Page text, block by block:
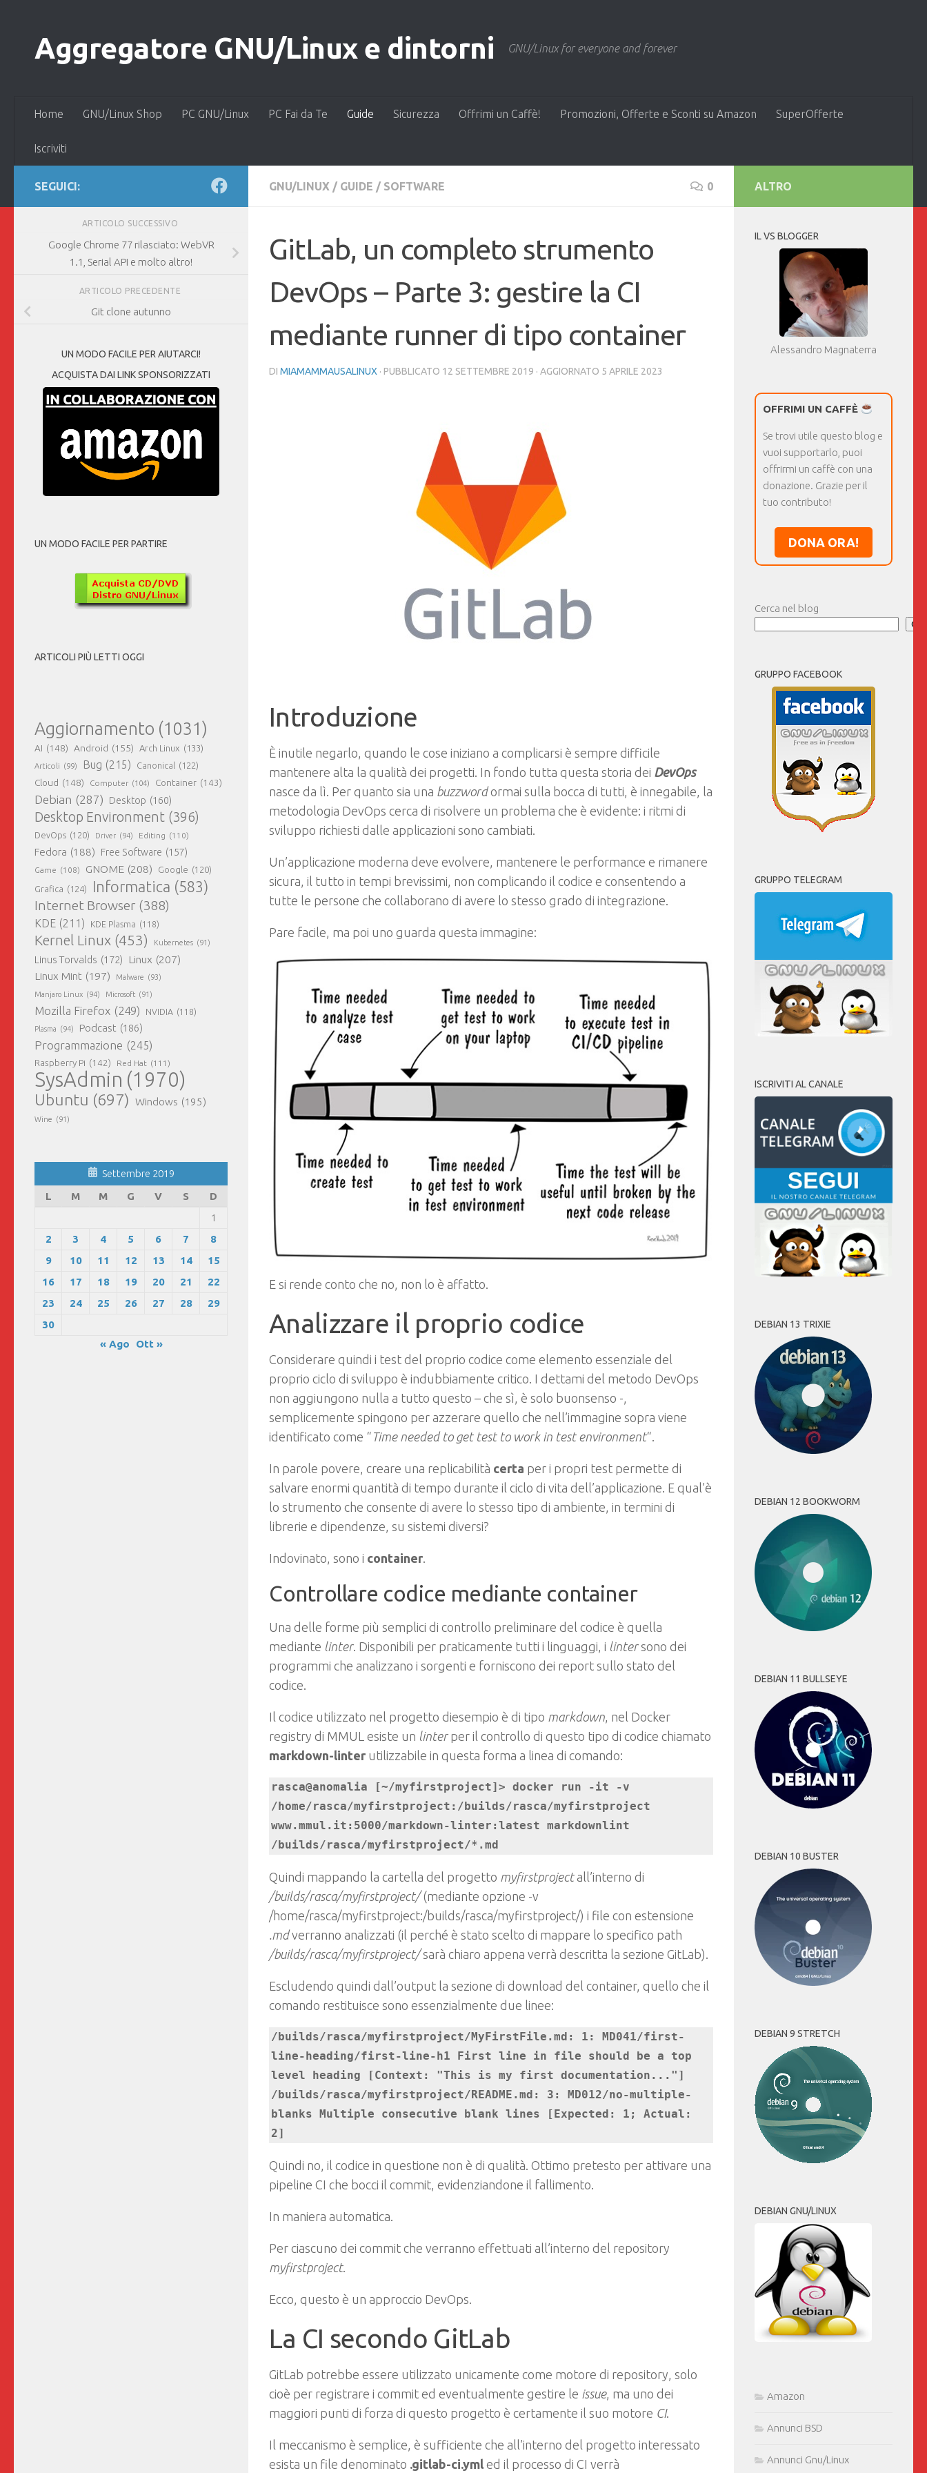
Aggregatore GNU/Linux e dintorni GNU/Linux for everyone and forever
Home GNU/Linux Shop PC GNU/Linux PC Fai da Te Guide Sicurezza Offrimi un Caffè! Promozioni, Offerte e Sconti su Amazon SuperOfferte
Iscriviti
GNU/LINUX / GUIDE / SOFTWARE 0
GitLab, un completo strumento
DevOps – Parte 3: gestire la CI
mediante runner di tipo container
DI MIAMAMMAUSALINUX · PUBBLICATO 12 SETTEMBRE 2019 · AGGIORNATO 5 APRILE 2023
Introduzione
È inutile negarlo, quando le cose iniziano a complicarsi è sempre difficile
mantenere alta la qualità dei progetti. In fondo tutta questa storia dei DevOps
nasce da lì. Per quanto sia una buzzwordormai sulla bocca di tutti, è innegabile, la
metodologia DevOps cerca di risolvere un problema che è evidente: i ritmi di
sviluppo richiesti dalle applicazioni sono cambiati.
Un’applicazione moderna deve evolvere, mantenere le performance e rimanere
sicura, il tutto in tempi brevissimi, non complicando il codice e consentendo a
tutte le persone che collaborano di avere lo stesso grado di integrazione.
Pare facile, ma poi uno guarda questa immagine:
E si rende conto che no, non lo è affatto.
Analizzare il proprio codice
Considerare quindi i test del proprio codice come elemento essenziale del
proprio ciclo di sviluppo è indubbiamente critico. I dettami del metodo DevOps
non aggiungono nulla a tutto questo – che sì, è solo buonsenso -,
semplicemente spingono per azzerare quello che nell’immagine sopra viene
identificato come “ Time needed to get test to work in test environment“.
In parole povere, creare una replicabilità certa per i propri test permette di
salvare enormi quantità di tempo durante il ciclo di vita dell’applicazione. E qual’è
lo strumento che consente di avere lo stesso tipo di ambiente, in termini di
librerie e dipendenze, su sistemi diversi?
Indovinato, sono i container.
Controllare codice mediante container
Una delle forme più semplici di controllo preliminare del codice è quella
mediante linter. Disponibili per praticamente tutti i linguaggi, i lintersono dei
programmi che analizzano i sorgenti e forniscono dei report sullo stato del
codice.
Il codice utilizzato nel progetto diesempio è di tipo markdown, nel Docker
registry di MMUL esiste un linterper il controllo di questo tipo di codice chiamato
markdown-linter utilizzabile in questa forma a linea di comando:
rasca@anomalia [~/myfirstproject]> docker run -it -v
/home/rasca/myfirstproject:/builds/rasca/myfirstproject
www.mmul.it:5000/markdown-linter:latest markdownlint
/builds/rasca/myfirstproject/*.md
Quindi mappando la cartella del progetto myfirstprojectall’interno di
/builds/rasca/myfirstproject/(mediante opzione -v
/home/rasca/myfirstproject:/builds/rasca/myfirstproject/) i file con estensione
.mdverranno analizzati (il perché è stato scelto di mappare lo specifico path
/builds/rasca/myfirstproject/sarà chiaro appena verrà descritta la sezione GitLab).
Escludendo quindi dall’output la sezione di download del container, quello che il
comando restituisce sono essenzialmente due linee:
/builds/rasca/myfirstproject/MyFirstFile.md: 1: MD041/first-
line-heading/first-line-h1 First line in file should be a top
level heading [Context: "This is my first documentation..."]
/builds/rasca/myfirstproject/README.md: 3: MD012/no-multiple-
blanks Multiple consecutive blank lines [Expected: 1; Actual:
2]
Quindi no, il codice in questione non è di qualità. Ottimo pretesto per attivare una
pipeline CI che bocci il commit, evidenziandone il fallimento.
In maniera automatica.
Per ciascuno dei commit che verranno effettuati all’interno del repository
myfirstproject.
Ecco, questo è un approccio DevOps.
La CI secondo GitLab
GitLab potrebbe essere utilizzato unicamente come motore di repository, solo
cioè per registrare i commit ed eventualmente gestire le issue, ma uno dei
maggiori punti di forza di questo progetto è certamente il suo motore CI.
Il meccanismo è semplice, è sufficiente che all’interno del progetto interessato
esista un file denominato .gitlab-ci.yml ed il processo di CI verrà
SEGUICI:
ARTICOLO SUCCESSIVO
Google Chrome 77 rilasciato: WebVR
1.1, Serial API e molto altro!
ARTICOLO PRECEDENTE
Git clone autunno
UN MODO FACILE PER AIUTARCI!
ACQUISTA DAI LINK SPONSORIZZATI
UN MODO FACILE PER PARTIRE
ARTICOLI PIÙ LETTI OGGI
Aggiornamento (1031)
AI (148) Android (155) Arch Linux (133)
Articoli (99) Bug (215) Canonical (122)
Cloud (148) Computer (104) Container (143)
Debian (287) Desktop (160)
Desktop Environment (396)
DevOps (120) Driver (94) Editing (110)
Fedora (188) Free Software (157)
Game (108) GNOME (208) Google (120)
Grafica (124) Informatica (583)
Internet Browser (388)
KDE (211) KDE Plasma (118)
Kernel Linux (453) Kubernetes (91)
Linus Torvalds (172) Linux (207)
Linux Mint (197) Malware (93)
Manjaro Linux (94) Microsoft (91)
Mozilla Firefox (249) NVIDIA (118)
Plasma (94) Podcast (186)
Programmazione (245)
Raspberry Pi (142) Red Hat (111)
SysAdmin (1970)
Ubuntu (697) Windows (195)
Wine (91)
Settembre 2019
L
M M G V S
D
1
2
3 4 5 6 7
8
9
10 11 12 13 14
15
16
17 18 19 20 21
22
23
24 25 26 27 28
29
30
« Ago
Ott »
ALTRO
IL VS BLOGGER
Alessandro Magnaterra
OFFRIMI UN CAFFÈ
Se trovi utile questo blog e
vuoi supportarlo, puoi
offrirmi un caffè con una
donazione. Grazie per il
tuo contributo!
DONA ORA!
Cerca nel blog
GRUPPO FACEBOOK
GRUPPO TELEGRAM
ISCRIVITI AL CANALE
DEBIAN 13 TRIXIE
DEBIAN 12 BOOKWORM
DEBIAN 11 BULLSEYE
DEBIAN 10 BUSTER
DEBIAN 9 STRETCH
DEBIAN GNU/LINUX
Amazon
Annunci BSD
Annunci Gnu/Linux